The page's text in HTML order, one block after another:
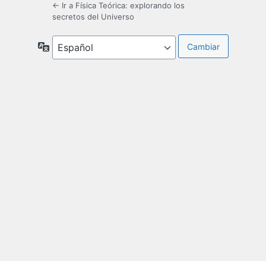
← Ir a Física Teórica: explorando los
secretos del Universo
Idioma